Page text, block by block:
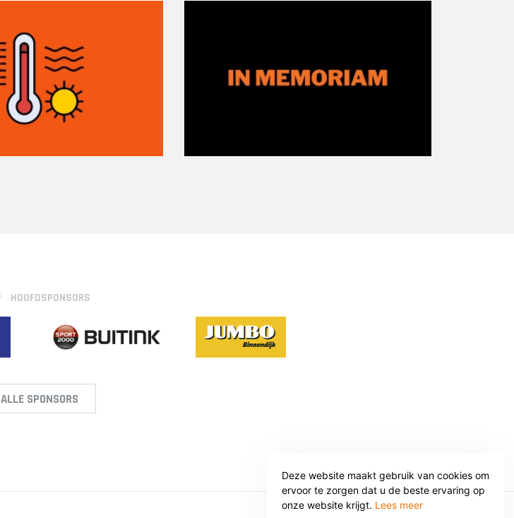
Deze website maakt gebruik van cookies om
ervoor te zorgen dat u de beste ervaring op
onze website krijgt. Lees meer
HOOFDSPONSORS
ALLE SPONSORS